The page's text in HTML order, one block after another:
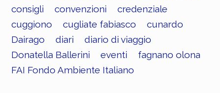
consigli
convenzioni
credenziale
cuggiono
cugliate fabiasco
cunardo
Dairago
diari
diario di viaggio
Donatella Ballerini
eventi
fagnano olona
FAI Fondo Ambiente Italiano